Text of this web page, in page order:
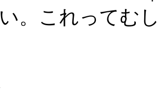
。これってむし